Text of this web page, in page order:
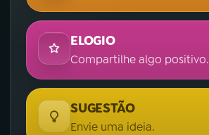
ELOGIO
Compartilhe algo positivo.
SUGESTÃO
Envie uma ideia.